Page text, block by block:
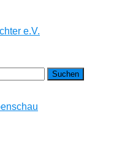
e.V.